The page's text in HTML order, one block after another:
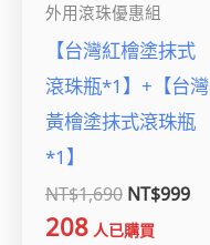
外用滾珠優惠組
【台灣紅檜塗抹式
滾珠瓶*1】+【台灣
黃檜塗抹式滾珠瓶
*1】
NT$1,690 NT$999
208 人已購買